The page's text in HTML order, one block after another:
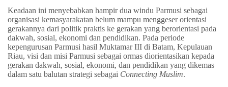
Keadaan ini menyebabkan hampir dua windu Parmusi sebagai
organisasi kemasyarakatan belum mampu menggeser orientasi
gerakannya dari politik praktis ke gerakan yang berorientasi pada
dakwah, sosial, ekonomi dan pendidikan. Pada periode
kepengurusan Parmusi hasil Muktamar III di Batam, Kepulauan
Riau, visi dan misi Parmusi sebagai ormas diorientasikan kepada
gerakan dakwah, sosial, ekonomi, dan pendidikan yang dikemas
dalam satu balutan strategi sebagai Connecting Muslim.